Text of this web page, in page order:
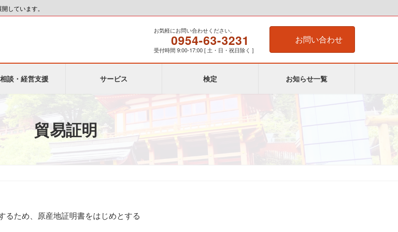
しています。
お気軽にお問い合わせください。
0954-63-3231
受付時間 9:00-17:00 [ 土・日・祝日除く ]
お問い合わせ
談・経営支援 サービス 検定 お知らせ一覧
貿易証明
るため、原産地証明書をはじめとする